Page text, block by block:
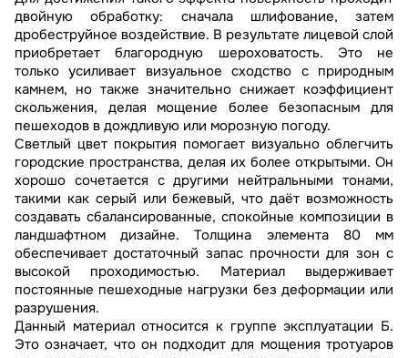
двойную обработку: сначала шлифование, затем
дробеструйное воздействие. В результате лицевой слой
приобретает благородную шероховатость. Это не
только усиливает визуальное сходство с природным
камнем, но также значительно снижает коэффициент
скольжения, делая мощение более безопасным для
пешеходов в дождливую или морозную погоду.
Светлый цвет покрытия помогает визуально облегчить
городские пространства, делая их более открытыми. Он
хорошо сочетается с другими нейтральными тонами,
такими как серый или бежевый, что даёт возможность
создавать сбалансированные, спокойные композиции в
ландшафтном дизайне. Толщина элемента 80 мм
обеспечивает достаточный запас прочности для зон с
высокой проходимостью. Материал выдерживает
постоянные пешеходные нагрузки без деформации или
разрушения.
Данный материал относится к группе эксплуатации Б.
Это означает, что он подходит для мощения тротуаров